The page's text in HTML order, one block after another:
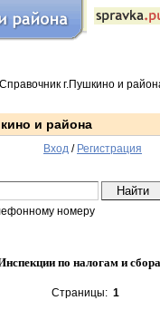
Вход / Регистрация
Справочник г.Пушкино и
и района
номеру
по налогам и
Страницы: 1